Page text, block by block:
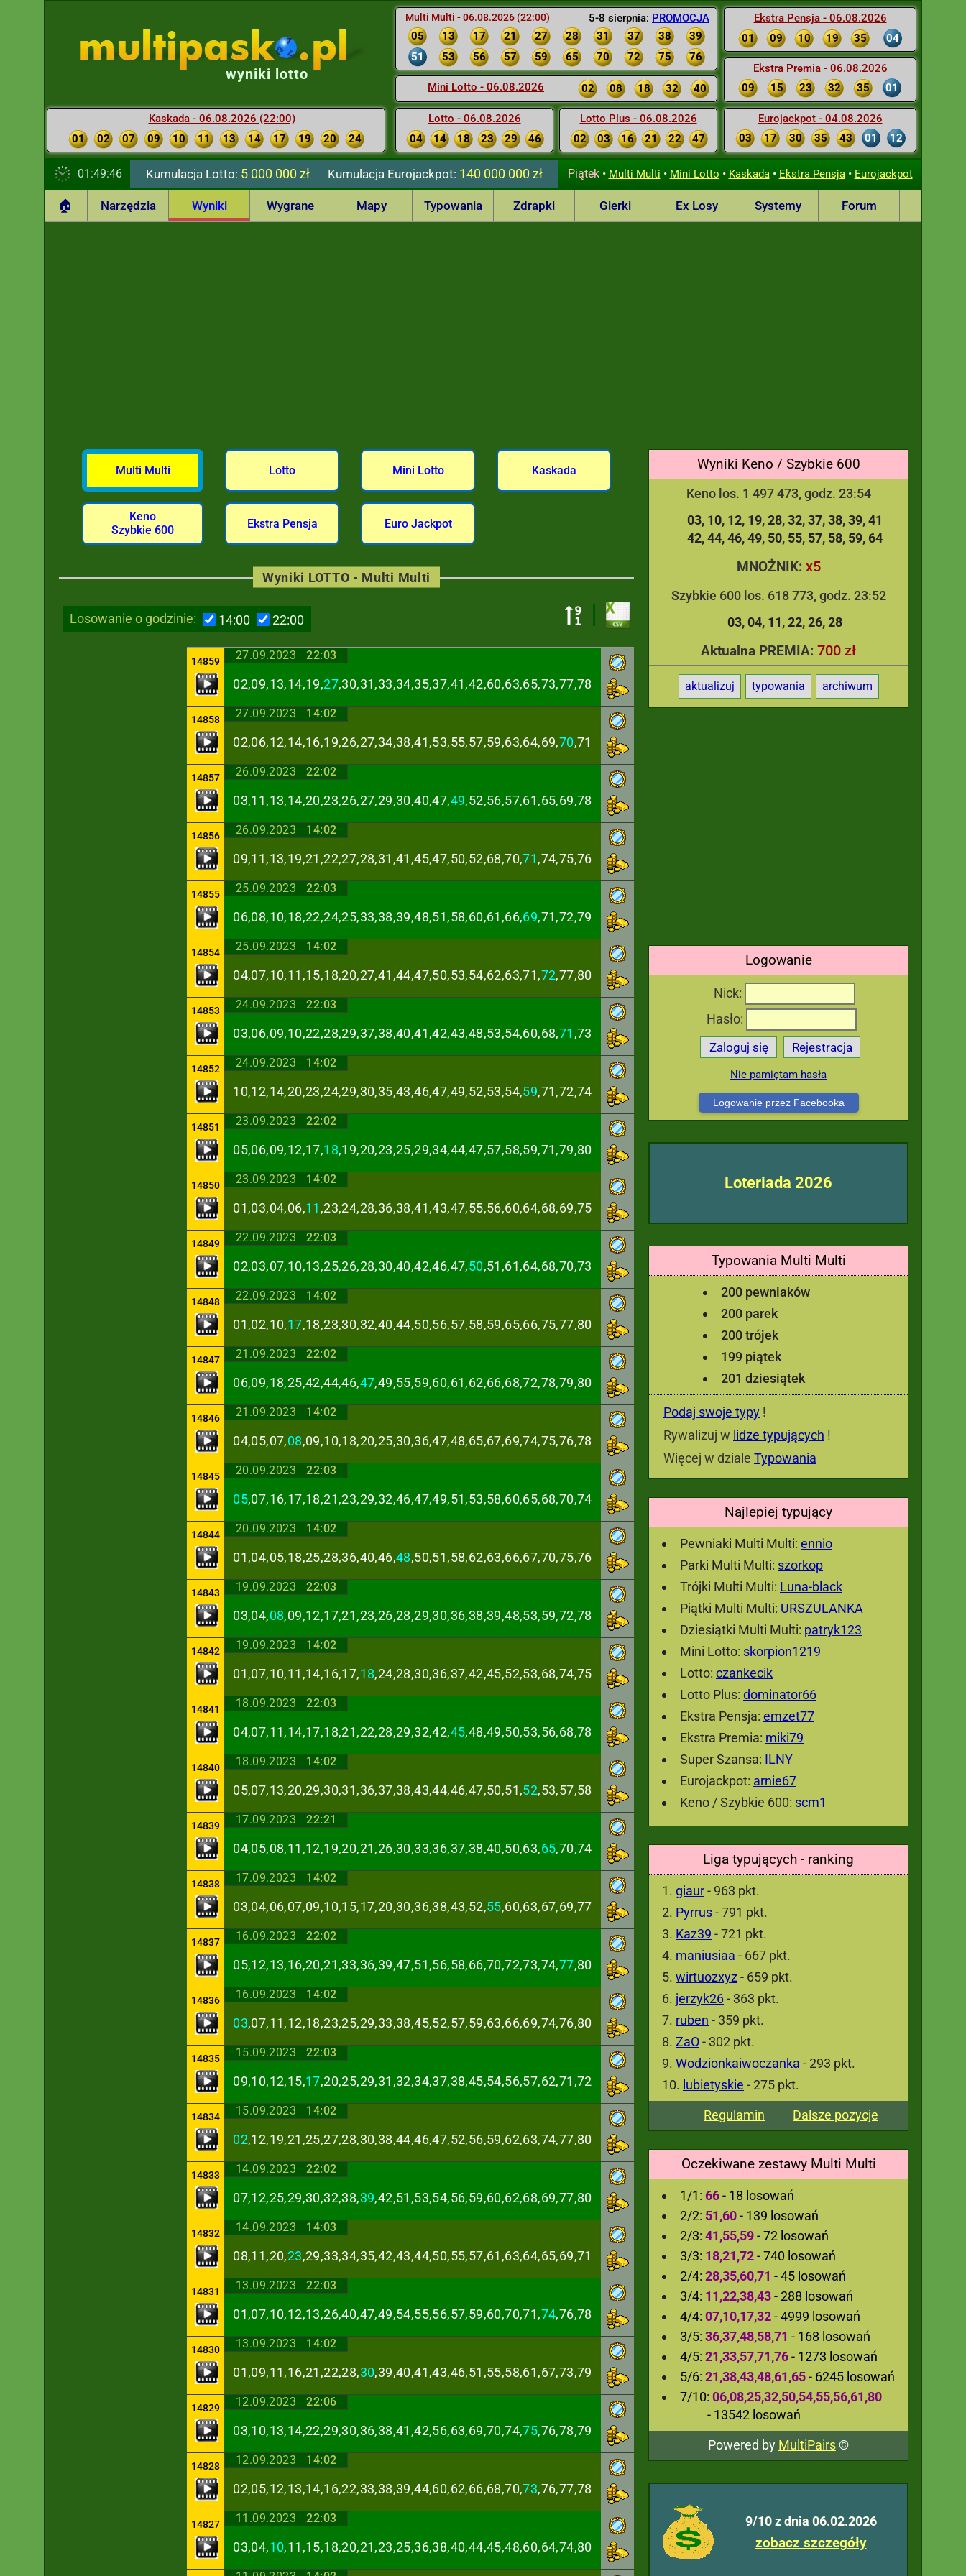
5-8 sierpnia: PROMOCJA
Multi Multi - 06.08.2026 (22:00)
05 13 17 21 27 28 31 37 38
39
51
53 56 57 59 65 70 72 75 76
Mini Lotto - 06.08.2026 02 08 18 32 40
Lotto - 06.08.2026
04
14 18 23 29 46
Lotto Plus - 06.08.2026
02
03 16 21 22 47
Ekstra Pensja - 06.08.2026
01
09 10 19 35 04
Ekstra Premia - 06.08.2026
09
15 23 32 35 01
Eurojackpot - 04.08.2026
03
17 30 35 43 01 12
wyniki lotto
Kaskada - 06.08.2026 (22:00)
01
02 07 09 10 11 13 14 17 19 20 24
01:49:47 Kumulacja Lotto: 5 000 000 zł KumulacjaEurojackpot: 140 000 000 zł Piątek• Multi Multi • Mini Lotto • Kaskada• Ekstra Pensja• Eurojackpot
🏠 Narzędzia Wyniki Wygrane Mapy Typowania Zdrapki Gierki Ex Losy Systemy Forum
Wyniki Keno / Szybkie 600
Keno los. 1 497 473, godz. 23:54
03 10 12 19 28 32 37 38 39 41
42 44 46 49 50 55 57 58 59 64
MNOŻNIK: x5
Szybkie 600 los. 618 773, godz. 23:52
03 04 11 22 26 28
Aktualna PREMIA: 700 zł
aktualizuj typowania archiwum
Logowanie
Nick:
Hasło:
Zaloguj się Rejestracja
Nie pamiętam hasła
Logowanie przez Facebooka
Loteriada 2026
Typowania Multi Multi
200 pewniaków
200 parek
200 trójek
199 piątek
201 dziesiątek
Podaj swoje typy !
Rywalizuj w lidze typujących !
Więcej w dziale Typowania
Najlepiej typujący
Pewniaki Multi Multi: ennio
Parki Multi Multi: szorkop
Trójki Multi Multi: Luna-black
Piątki Multi Multi: URSZULANKA
Dziesiątki Multi Multi: patryk123
Mini Lotto: skorpion1219
Lotto: czankecik
Lotto Plus: dominator66
Ekstra Pensja: emzet77
Ekstra Premia: miki79
Super Szansa: ILNY
Eurojackpot: arnie67
Keno / Szybkie 600: scm1
Liga typujących - ranking
giaur- 963 pkt.
Pyrrus- 791 pkt.
Kaz39 - 721 pkt.
maniusiaa - 667 pkt.
wirtuozxyz - 659 pkt.
jerzyk26- 363 pkt.
ruben - 359 pkt.
ZaO- 302 pkt.
Wodzionkaiwoczanka - 293 pkt.
lubietyskie - 275 pkt.
Regulamin
Dalsze pozycje
Oczekiwane zestawy Multi Multi
1/1: 66- 18 losowań
2/2: 51,60- 139 losowań
2/3: 41,55,59- 72 losowań
3/3: 18,21,72- 740 losowań
2/4: 28,35,60,71 - 45 losowań
3/4: 11,22,38,43- 288 losowań
4/4: 07,10,17,32- 4999 losowań
3/5: 36,37,48,58,71 - 168 losowań
4/5: 21,33,57,71,76- 1273 losowań
5/6: 21,38,43,48,61,65- 6245 losowań
7/10: 06,08,25,32,50,54,55,56,61,80
- 13542 losowań
Powered by MultiPairs©
9/10 z dnia 06.02.2026
zobacz szczegóły
Multi Multi Lotto Mini Lotto Kaskada
Keno
Szybkie 600
Ekstra Pensja Euro Jackpot
Losowanie o godzinie: 14:00 22:00
Wyniki LOTTO - Multi Multi
14859 27.09.2023 22:03
02,09,13,14,19,27,30,31,33,34,35,37,41,42,60,63,65,73,77,78
14858 27.09.2023 14:02
02,06,12,14,16,19,26,27,34,38,41,53,55,57,59,63,64,69,70,71
14857 26.09.2023 22:02
03,11,13,14,20,23,26,27,29,30,40,47,49,52,56,57,61,65,69,78
14856 26.09.2023 14:02
09,11,13,19,21,22,27,28,31,41,45,47,50,52,68,70,71,74,75,76
14855 25.09.2023 22:03
06,08,10,18,22,24,25,33,38,39,48,51,58,60,61,66,69,71,72,79
14854 25.09.2023 14:02
04,07,10,11,15,18,20,27,41,44,47,50,53,54,62,63,71,72,77,80
14853 24.09.2023 22:03
03,06,09,10,22,28,29,37,38,40,41,42,43,48,53,54,60,68,71 ,73
14852 24.09.2023 14:02
10,12,14,20,23,24,29,30,35,43,46,47,49,52,53,54,59,71,72,74
14851 23.09.2023 22:02
05,06,09,12,17,18,19,20,23,25,29,34,44,47,57,58,59,71,79,80
14850 23.09.2023 14:02
01,03,04,06,11 ,23,24,28,36,38,41,43,47,55,56,60,64,68,69,75
14849 22.09.2023 22:03
02,03,07,10,13,25,26,28,30,40,42,46,47,50,51,61,64,68,70,73
14848 22.09.2023 14:02
01,02,10,17,18,23,30,32,40,44,50,56,57,58,59,65,66,75,77,80
14847 21.09.2023 22:02
06,09,18,25,42,44,46,47,49,55,59,60,61,62,66,68,72,78,79,80
14846 21.09.2023 14:02
04,05,07,08,09,10,18,20,25,30,36,47,48,65,67,69,74,75,76,78
14845 20.09.2023 22:03
05,07,16,17,18,21,23,29,32,46,47,49,51,53,58,60,65,68,70,74
14844 20.09.2023 14:02
01,04,05,18,25,28,36,40,46,48,50,51,58,62,63,66,67,70,75,76
14843 19.09.2023 22:03
03,04,08,09,12,17,21,23,26,28,29,30,36,38,39,48,53,59,72,78
14842 19.09.2023 14:02
01,07,10,11,14,16,17,18,24,28,30,36,37,42,45,52,53,68,74,75
14841 18.09.2023 22:03
04,07,11,14,17,18,21,22,28,29,32,42,45,48,49,50,53,56,68,78
14840 18.09.2023 14:02
05,07,13,20,29,30,31,36,37,38,43,44,46,47,50,51,52,53,57,58
14839 17.09.2023 22:21
04,05,08,11,12,19,20,21,26,30,33,36,37,38,40,50,63,65,70,74
14838 17.09.2023 14:02
03,04,06,07,09,10,15,17,20,30,36,38,43,52,55,60,63,67,69,77
14837 16.09.2023 22:02
05,12,13,16,20,21,33,36,39,47,51,56,58,66,70,72,73,74,77,80
14836 16.09.2023 14:02
03,07,11,12,18,23,25,29,33,38,45,52,57,59,63,66,69,74,76,80
14835 15.09.2023 22:03
09,10,12,15,17,20,25,29,31,32,34,37,38,45,54,56,57,62,71,72
14834 15.09.2023 14:02
02,12,19,21,25,27,28,30,38,44,46,47,52,56,59,62,63,74,77,80
14833 14.09.2023 22:02
07,12,25,29,30,32,38,39,42,51,53,54,56,59,60,62,68,69,77,80
14832 14.09.2023 14:03
08,11,20,23,29,33,34,35,42,43,44,50,55,57,61,63,64,65,69,71
14831 13.09.2023 22:03
01,07,10,12,13,26,40,47,49,54,55,56,57,59,60,70,71,74,76,78
14830 13.09.2023 14:02
01,09,11,16,21,22,28,30,39,40,41,43,46,51,55,58,61,67,73,79
14829 12.09.2023 22:06
03,10,13,14,22,29,30,36,38,41,42,56,63,69,70,74,75,76,78,79
14828 12.09.2023 14:02
02,05,12,13,14,16,22,33,38,39,44,60,62,66,68,70,73,76,77,78
14827 11.09.2023 22:03
03,04,10,11,15,18,20,21,23,25,36,38,40,44,45,48,60,64,74,80